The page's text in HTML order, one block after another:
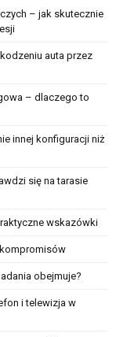
– jak skutecznie
auta przez
– dlaczego to
innej konfiguracji niż
się na tarasie
wskazówki
obejmuje?
i telewizja w